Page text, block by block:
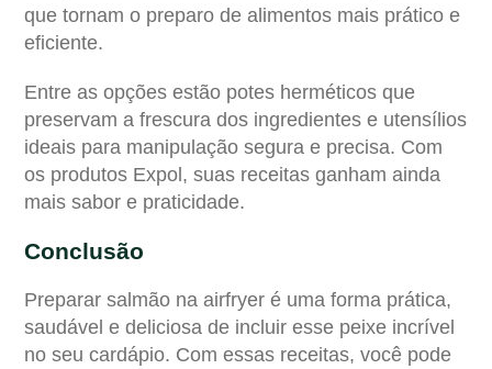
que tornam o preparo de alimentos mais prático e
eficiente.
Entre as opções estão potes herméticos que
preservam a frescura dos ingredientes e utensílios
ideais para manipulação segura e precisa. Com
os produtos Expol, suas receitas ganham ainda
mais sabor e praticidade.
Conclusão
Preparar salmão na airfryer é uma forma prática,
saudável e deliciosa de incluir esse peixe incrível
no seu cardápio. Com essas receitas, você pode